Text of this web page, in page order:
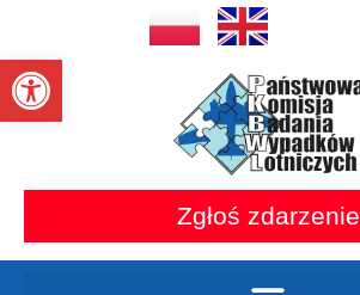
Otwórz pasek narzędzi
Zgłoś zdarzenie